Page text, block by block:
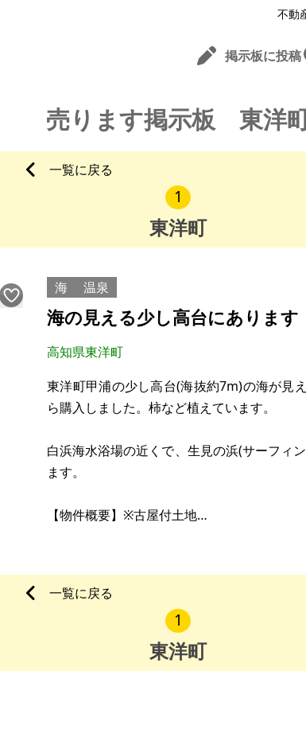
不動
掲示板に投稿
売ります掲示板 東洋
一覧に戻る
1
東洋町
海 温泉
海の見える少し高台にあります
高知県東洋町
東洋町甲浦の少し高台(海抜約7m)の海が見
ら購入しました。柿など植えています。
白浜海水浴場の近くで、生見の浜(サーフィ
ます。
【物件概要】※古屋付土地
建物：60.45㎡(18.2坪)
構造：鉄筋コンクリートブロック造陸屋根平
希望価格：600万円
一覧に戻る
1
東洋町